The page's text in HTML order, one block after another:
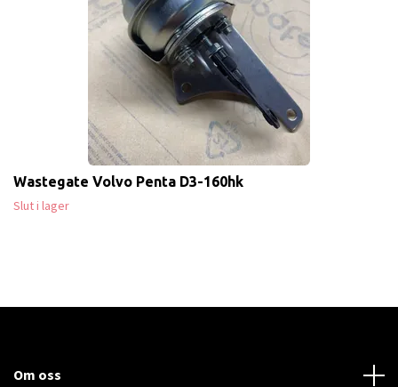
Wastegate Volvo Penta D3-160hk
Slut i lager
Om oss